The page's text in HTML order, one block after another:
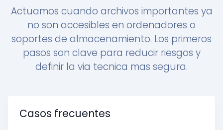
Actuamos cuando archivos importantes ya
no son accesibles en ordenadores o
soportes de almacenamiento. Los primeros
pasos son clave para reducir riesgos y
definir la via tecnica mas segura.
Casos frecuentes